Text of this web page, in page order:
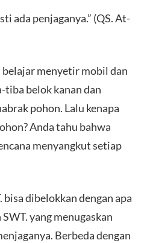
ada penjaganya.” (QS. At-
belajar menyetir mobil dan
belok kanan dan
pohon. Lalu kenapa
Anda tahu bahwa
menyangkut setiap
bisa dibelokkan dengan apa
yang menugaskan
Berbeda dengan